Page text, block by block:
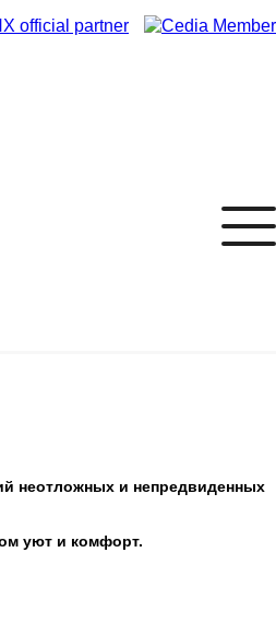
неотложных и непредвиденных
уют и комфорт.